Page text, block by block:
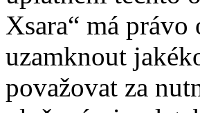
Xsara“ má
uzamknout
považovat za